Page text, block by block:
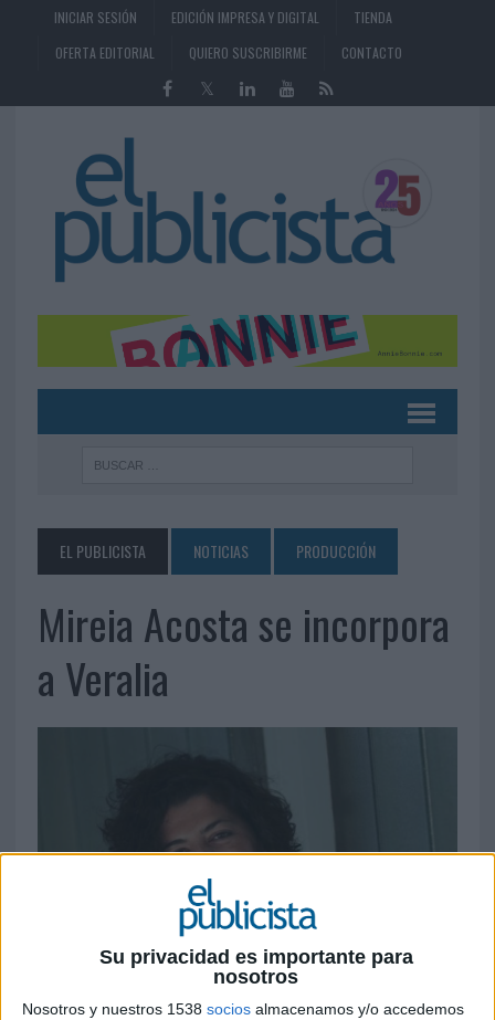
Su privacidad es importante para
nosotros
Nosotros y nuestros 1538 socios almacenamos y/o accedemos
INICIAR SESIÓN EDICIÓN IMPRESA Y DIGITAL
TIENDA
OFERTA EDITORIAL
QUIERO SUSCRIBIRME CONTACTO
EL PUBLICISTA NOTICIAS PRODUCCIÓN
Mireia Acosta se incorpora
a Veralia